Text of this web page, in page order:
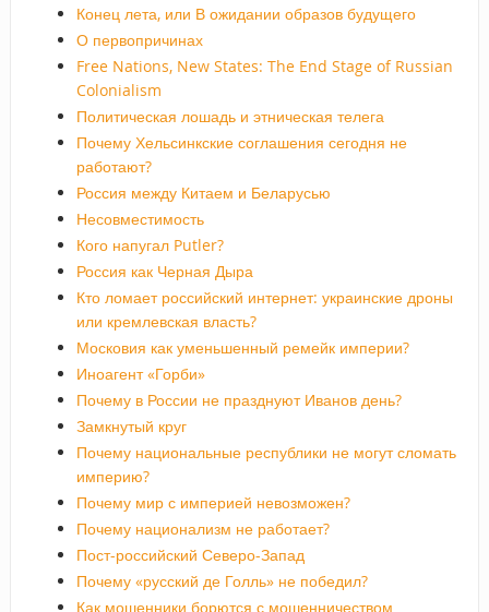
Конец лета, или В ожидании образов будущего
О первопричинах
Free Nations, New States: The End Stage of Russian
Colonialism
Политическая лошадь и этническая телега
Почему Хельсинкские соглашения сегодня не
работают?
Россия между Китаем и Беларусью
Несовместимость
Кого напугал Putler?
Россия как Черная Дыра
Кто ломает российский интернет: украинские дроны
или кремлевская власть?
Московия как уменьшенный ремейк империи?
Иноагент «Горби»
Почему в России не празднуют Иванов день?
Замкнутый круг
Почему национальные республики не могут сломать
империю?
Почему мир с империей невозможен?
Почему национализм не работает?
Пост-российский Северо-Запад
Почему «русский де Голль» не победил?
Как мошенники борются с мошенничеством